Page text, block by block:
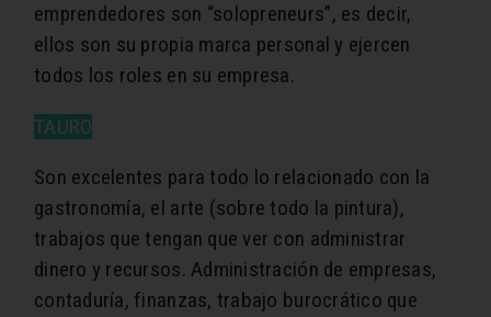
emprendedores son “solopreneurs”, es decir,
ellos son su propia marca personal y ejercen
todos los roles en su empresa.
TAURO
Son excelentes para todo lo relacionado con la
gastronomía, el arte (sobre todo la pintura),
trabajos que tengan que ver con administrar
dinero y recursos. Administración de empresas,
contaduría, finanzas, trabajo burocrático que